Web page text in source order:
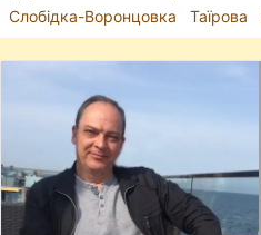
Слобідка-Воронцовка
Таїрова